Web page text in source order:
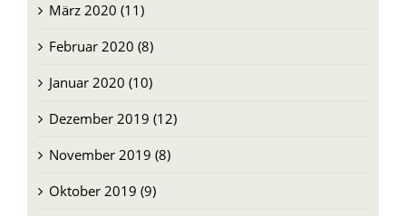
März 2020 (11)
Februar 2020 (8)
Januar 2020 (10)
Dezember 2019 (12)
November 2019 (8)
Oktober 2019 (9)